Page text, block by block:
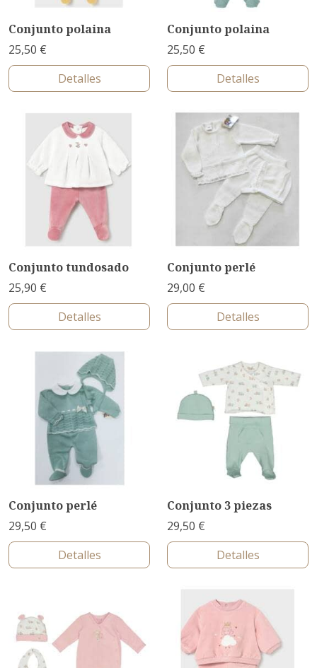
Conjunto polaina
25,50 €
Detalles
Conjunto polaina
25,50 €
Detalles
Conjunto tundosado
25,90 €
Detalles
Conjunto perlé
29,00 €
Detalles
Conjunto perlé
29,50 €
Detalles
Conjunto 3 piezas
29,50 €
Detalles